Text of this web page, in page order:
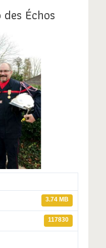
Échos
3.74 MB
117830